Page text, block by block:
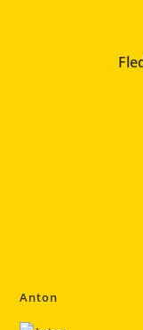
Anton